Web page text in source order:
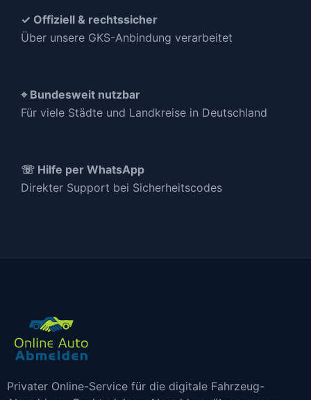
✓ Offiziell & rechtssicher
Über unsere GKS-Anbindung verarbeitet
⌖ Bundesweit nutzbar
Für viele Städte und Landkreise in Deutschland
☏ Hilfe per WhatsApp
Direkter Support bei Sicherheitscodes
Privater Online-Service für die digitale Fahrzeug-